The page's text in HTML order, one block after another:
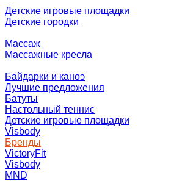
Детские игровые площадки
Детские городки
Массаж
Массажные кресла
Байдарки и каноэ
Лучшие предложения
Батуты
Настольный теннис
Детские игровые площадки
Visbody
Бренды
VictoryFit
Visbody
MND